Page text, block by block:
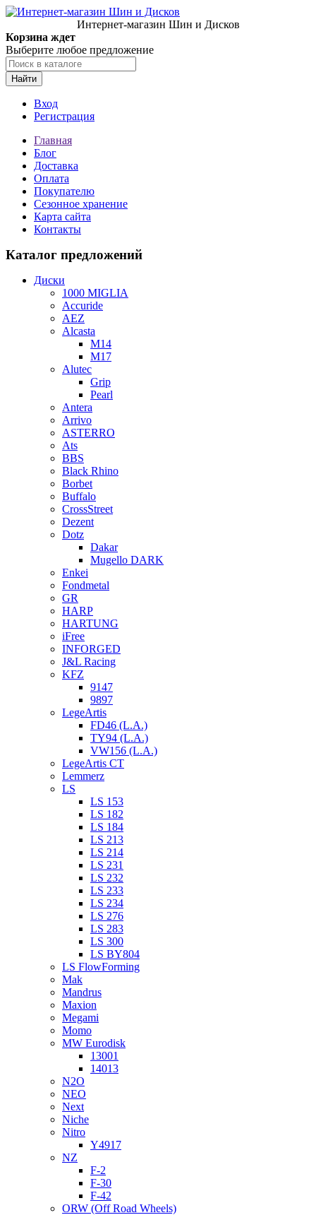
Интернет-магазин Шин и Дисков
Корзина ждет
Выберите любое предложение
Найти
Вход
Регистрация
Главная
Блог
Доставка
Оплата
Покупателю
Сезонное хранение
Карта сайта
Контакты
Каталог предложений
Диски
1000 MIGLIA
Accuride
AEZ
Alcasta
M14
M17
Alutec
Grip
Pearl
Antera
Arrivo
ASTERRO
Ats
BBS
Black Rhino
Borbet
Buffalo
CrossStreet
Dezent
Dotz
Dakar
Mugello DARK
Enkei
Fondmetal
GR
HARP
HARTUNG
iFree
INFORGED
J&L Racing
KFZ
9147
9897
LegeArtis
FD46 (L.A.)
TY94 (L.A.)
VW156 (L.A.)
LegeArtis CT
Lemmerz
LS
LS 153
LS 182
LS 184
LS 213
LS 214
LS 231
LS 232
LS 233
LS 234
LS 276
LS 283
LS 300
LS BY804
LS FlowForming
Mak
Mandrus
Maxion
Megami
Momo
MW Eurodisk
13001
14013
N2O
NEO
Next
Niche
Nitro
Y4917
NZ
F-2
F-30
F-42
ORW (Off Road Wheels)